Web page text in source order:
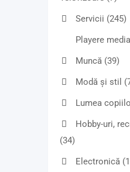
Servicii (245)
Playere media
Muncă (39)
Modă și stil
Lumea
Hobby-uri,
(34)
Electronică